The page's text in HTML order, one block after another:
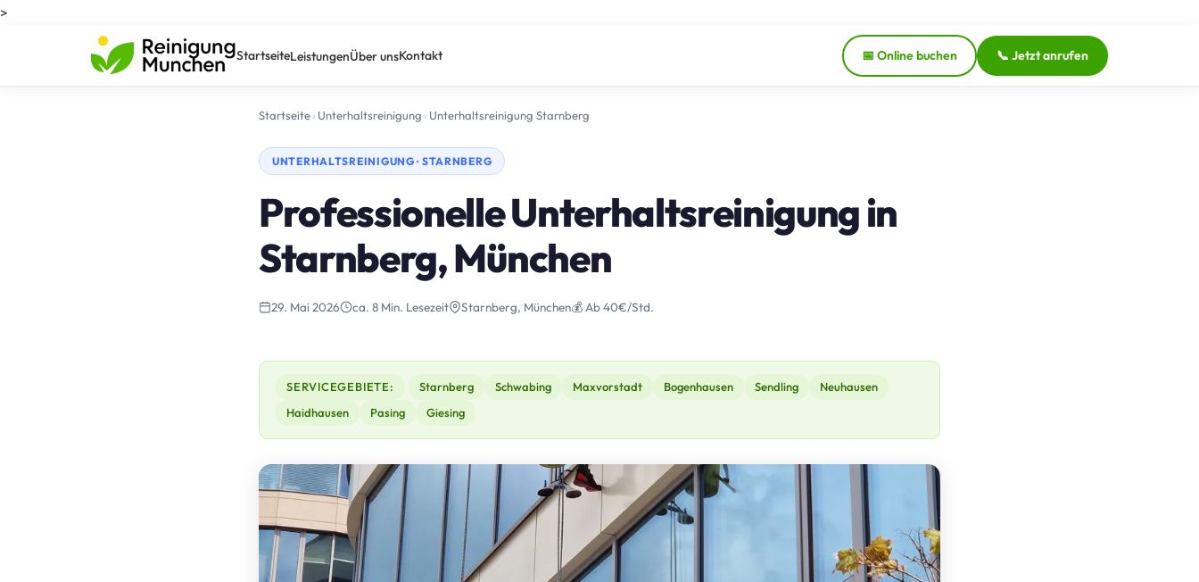
>
StartseiteLeistungenÜber unsKontakt 📅 Online buchen 📞 Jetzt anrufen
Startseite› Unterhaltsreinigung › Unterhaltsreinigung Starnberg
UNTERHALTSREINIGUNG · STARNBERG
Professionelle Unterhaltsreinigung in
Starnberg, München
29. Mai 2026 ca. 8 Min. Lesezeit Starnberg, München💰 Ab 40€/Std.
SERVICEGEBIETE: Starnberg Schwabing Maxvorstadt Bogenhausen Sendling
Neuhausen
Haidhausen
Pasing Giesing